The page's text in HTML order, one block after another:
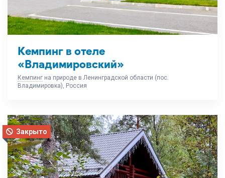
Кемпинг в отеле
«Владимировский»
Кемпинг на природе в Ленинградской области (пос.
Владимировка), Россия
Закрыто